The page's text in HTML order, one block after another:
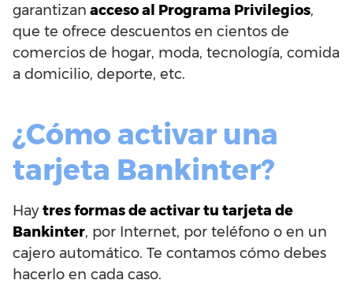
garantizan acceso al Programa Privilegios,
que te ofrece descuentos en cientos de
comercios de hogar, moda, tecnología, comida
a domicilio, deporte, etc.
¿Cómo activar una
tarjeta Bankinter?
Haytres formas de activar tu tarjeta de
Bankinter, por Internet, por teléfono o en un
cajero automático. Te contamos cómo debes
hacerlo en cada caso.